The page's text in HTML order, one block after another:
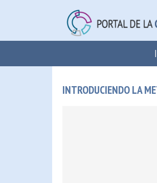
INTRODUCIENDO LA